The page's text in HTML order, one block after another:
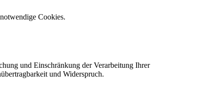
Cookies.
und Einschränkung der Verarbeitung Ihrer
und Widerspruch.